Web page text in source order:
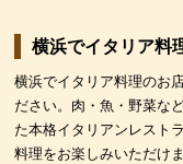
横浜でイタリア料
横浜でイタリア料理のお
ださい。肉・魚・野菜な
た本格イタリアンレスト
料理をお楽しみいただけ